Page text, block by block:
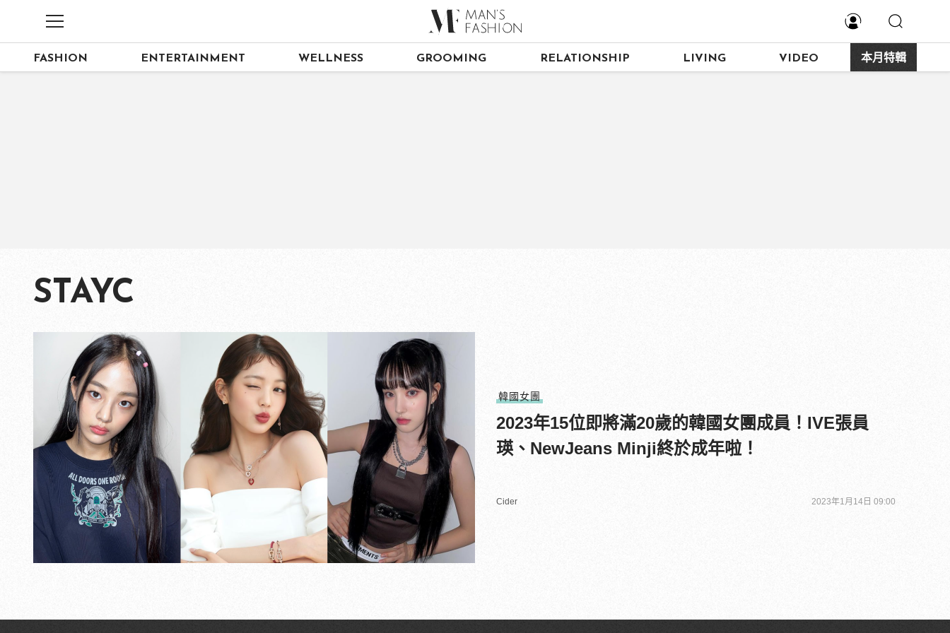
FASHION ENTERTAINMENT WELLNESS GROOMING RELATIONSHIP LIVING VIDEO 本月特輯
STAYC
韓國女團
2023年15位即將滿20歲的韓國女團成員！IVE張員
瑛、NewJeans Minji終於成年啦！
Cider 2023年1月14日 09:00